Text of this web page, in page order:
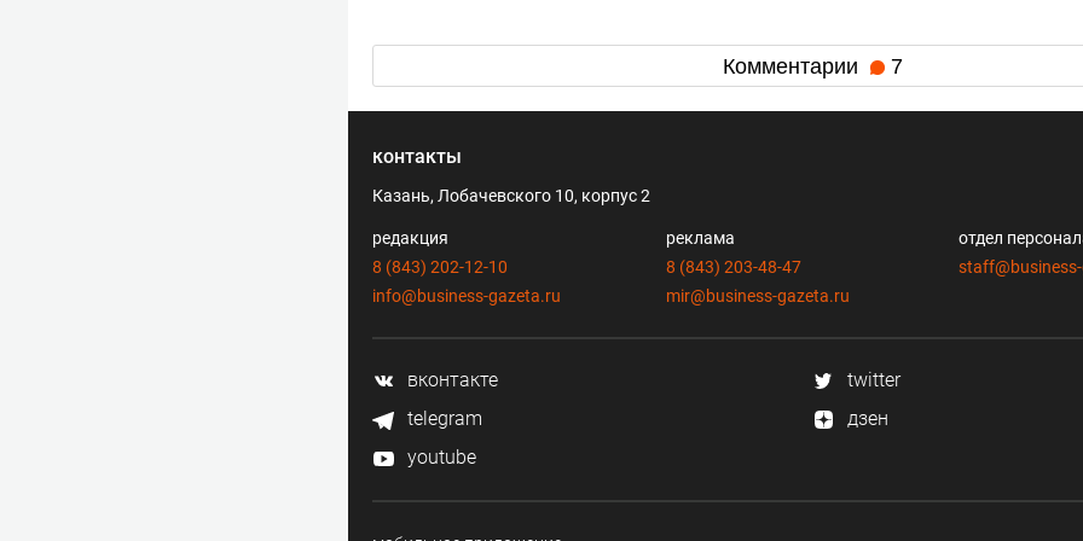
Комментарии 7
контакты
Казань, Лобачевского 10, корпус 2
редакция
8 (843) 202-12-10
info@business-gazeta.ru
реклама
8 (843) 203-48-47
mir@business-gazeta.ru
отдел
вконтакте
twitter
telegram
дзен
youtube